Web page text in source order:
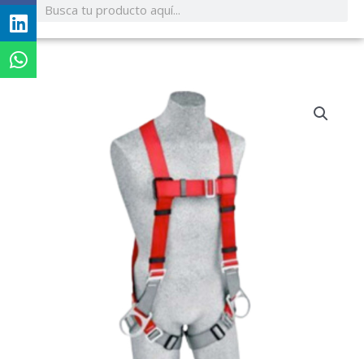
SearchSearch